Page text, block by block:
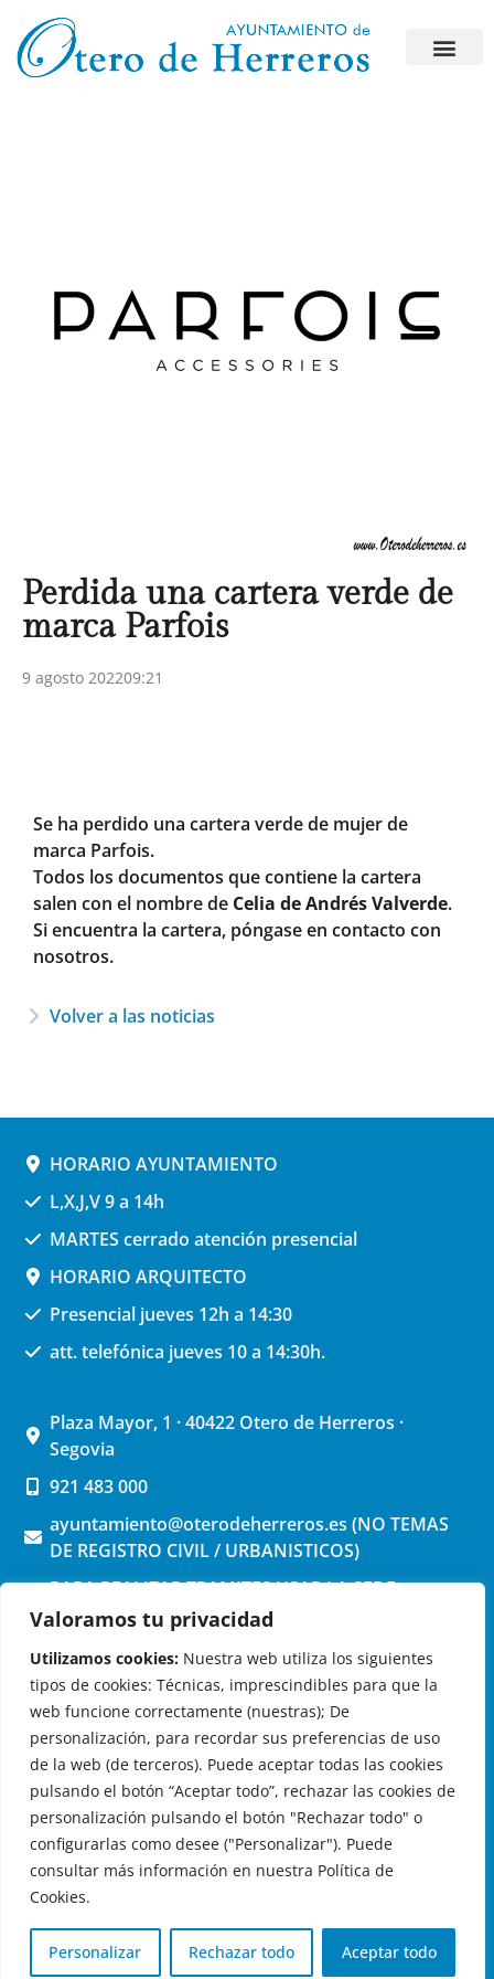
Valoramos tu privacidad
Utilizamos cookies: Nuestra web utiliza los siguientes
tipos de cookies: Técnicas, imprescindibles para que la
web funcione correctamente (nuestras); De
personalización, para recordar sus preferencias de uso
de la web (de terceros). Puede aceptar todas las cookies
pulsando el botón “Aceptar todo”, rechazar las cookies de
personalización pulsando el botón "Rechazar todo" o
configurarlas como desee ("Personalizar"). Puede
consultar más información en nuestra Política de
Cookies.
Personalizar Rechazar todo Aceptar todo
Perdida una cartera verde de
marca Parfois
9 agosto 202209:21
Se ha perdido una cartera verde de mujer de
marca Parfois.
Todos los documentos que contiene la cartera
salen con el nombre de Celia de Andrés Valverde.
Si encuentra la cartera, póngase en contacto con
nosotros.
Volver a las noticias
HORARIO AYUNTAMIENTO
L,X,J,V 9 a 14h
MARTES cerrado atención presencial
HORARIO ARQUITECTO
Presencial jueves 12h a 14:30
att. telefónica jueves 10 a 14:30h.
Plaza Mayor, 1 · 40422 Otero de Herreros ·
Segovia
921 483 000
ayuntamiento@oterodeherreros.es (NO TEMAS
DE REGISTRO CIVIL / URBANISTICOS)
PARA REALIZAR TRAMITES USAR LA SEDE
ELECTRONICA (pinchar aquí)
OTERO DE HERREROS EN LAS REDES
© 2026 Ayuntamiento de Otero de Herreros
Aviso Legal|Política de Privacidad|Política de Cookies|
Registro de actividades de tratamiento
| Diseño:Globales